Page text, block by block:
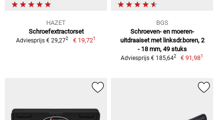
HAZET
Schroefextractorset
Adviesprijs € 29,272 € 19,721
BGS
Schroeven- en moeren-
uitdraaiset met linksdr.boren, 2
- 18 mm, 49 stuks
Adviesprijs € 185,642 € 91,981